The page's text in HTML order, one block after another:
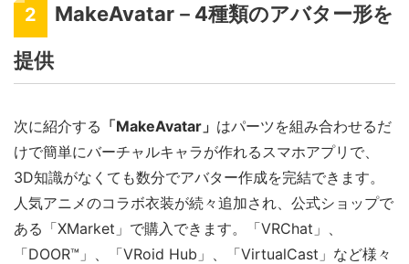
2
MakeAvatar－4種類のアバター形を
提供
次に紹介する 「MakeAvatar」 はパーツを組み合わせるだ
けで簡単にバーチャルキャラが作れるスマホアプリで、
3D知識がなくても数分でアバター作成を完結できます。
人気アニメのコラボ衣装が続々追加され、公式ショップで
ある「XMarket」で購入できます。「VRChat」、
「DOOR™」、「VRoid Hub」、「VirtualCast」など様々